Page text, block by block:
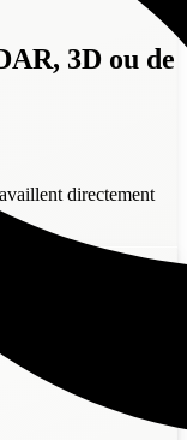
3D ou de
directement